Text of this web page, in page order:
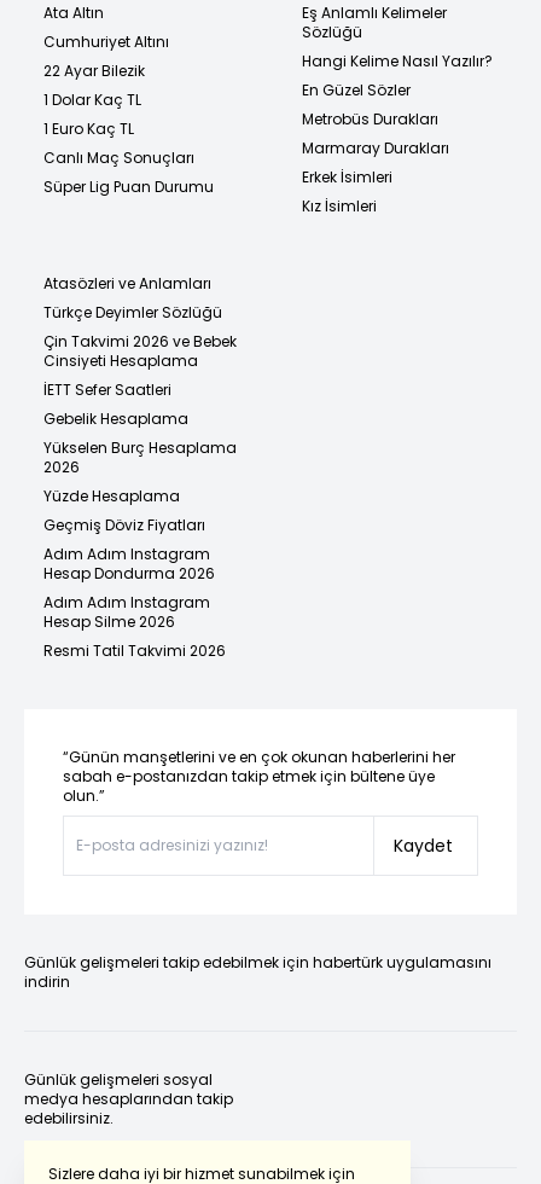
Sizlere daha iyi bir hizmet sunabilmek için
Ata Altın
Cumhuriyet Altını
22 Ayar Bilezik
1 Dolar Kaç TL
1 Euro Kaç TL
Canlı Maç Sonuçları
Süper Lig Puan Durumu
Eş Anlamlı Kelimeler
Sözlüğü
Hangi Kelime Nasıl Yazılır?
En Güzel Sözler
Metrobüs Durakları
Marmaray Durakları
Erkek İsimleri
Kız İsimleri
Atasözleri ve Anlamları
Türkçe Deyimler Sözlüğü
Çin Takvimi 2026 ve Bebek
Cinsiyeti Hesaplama
İETT Sefer Saatleri
Gebelik Hesaplama
Yükselen Burç Hesaplama
2026
Yüzde Hesaplama
Geçmiş Döviz Fiyatları
Adım Adım Instagram
Hesap Dondurma 2026
Adım Adım Instagram
Hesap Silme 2026
Resmi Tatil Takvimi 2026
“Günün manşetlerini ve en çok okunan haberlerini her
sabah e-postanızdan takip etmek için bültene üye
olun.”
Kaydet
Günlük gelişmeleri takip edebilmek için habertürk uygulamasını
indirin
Günlük gelişmeleri sosyal
medya hesaplarından takip
edebilirsiniz.